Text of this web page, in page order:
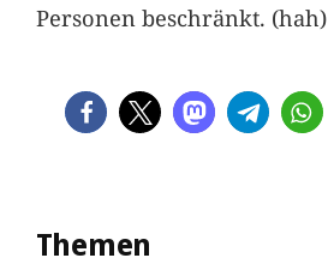
Personen beschränkt. (hah)
Themen